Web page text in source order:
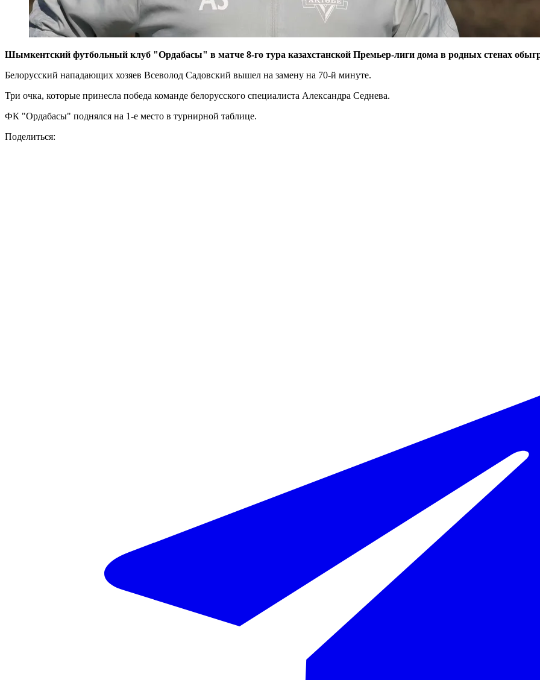
Шымкентский футбольный клуб "Ордабасы" в матче 8-го тура казахстанской Премьер-лиги дома в родных стенах
Белорусский нападающих хозяев Всеволод Садовский вышел на замену на 70-й минуте.
Три очка, которые принесла победа команде белорусского специалиста Александра Седнева.
ФК "Ордабасы" поднялся на 1-е место в турнирной таблице.
Поделиться: